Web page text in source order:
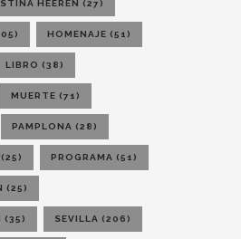
HEEREN (27)
HOMENAJE (51)
LIBRO (38)
MUERTE (71)
PAMPLONA (28)
(25) PROGRAMA (51)
(25)
(35) SEVILLA (206)